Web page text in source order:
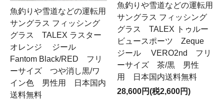
魚釣りや雪道などの運転用
サングラス フィッシング
グラス TALEX ラスター
オレンジ ジール
Fantom Black/RED フリ
ーサイズ つや消し黒/ワ
イン色 男性用 日本国内
送料無料
魚釣りや雪道などの運転用
サングラス フィッシング
グラス TALEX トゥルー
ビュースポーツ Zeque
ジール VERO2nd フリ
ーサイズ 茶/黒 男性
用 日本国内送料無料
28,600円(税2,600円)